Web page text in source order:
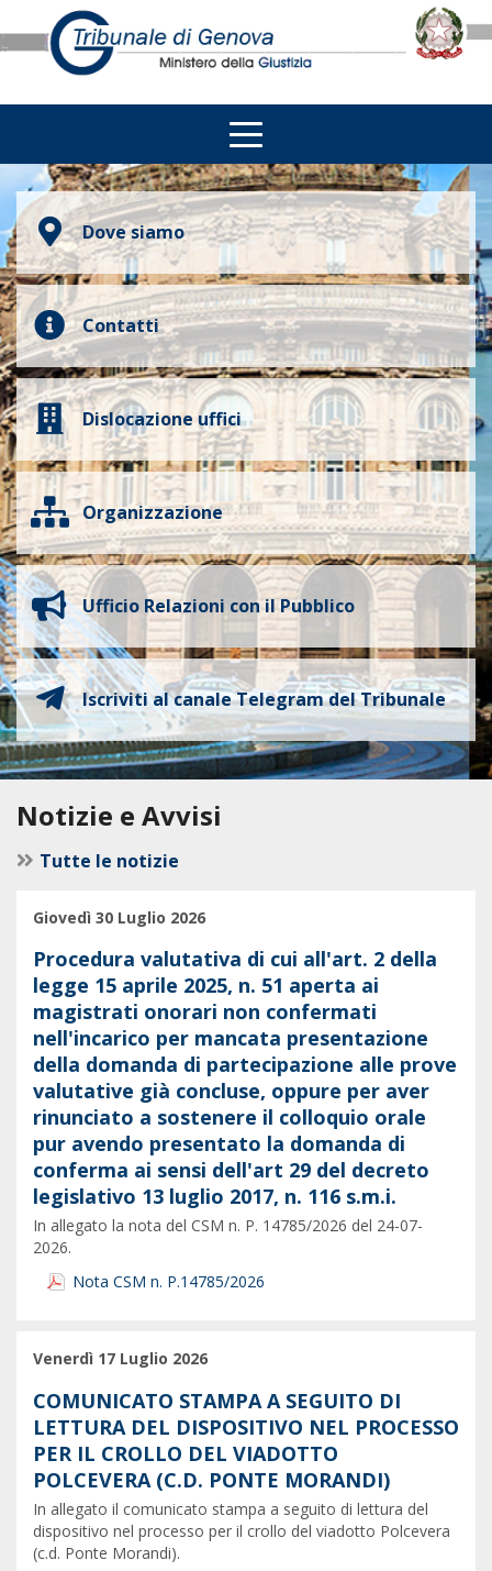
Dove siamo
Contatti
Dislocazione uffici
Organizzazione
Ufficio Relazioni con il Pubblico
Iscriviti al canale Telegram del Tribunale
Notizie e Avvisi
Tutte le notizie
Giovedì 30 Luglio 2026
Procedura valutativa di cui all'art. 2 della
legge 15 aprile 2025, n. 51 aperta ai
magistrati onorari non confermati
nell'incarico per mancata presentazione
della domanda di partecipazione alle prove
valutative già concluse, oppure per aver
rinunciato a sostenere il colloquio orale
pur avendo presentato la domanda di
conferma ai sensi dell'art 29 del decreto
legislativo 13 luglio 2017, n. 116 s.m.i.
In allegato la nota del CSM n. P. 14785/2026 del 24-07-
2026.
Nota CSM n. P.14785/2026
Venerdì 17 Luglio 2026
COMUNICATO STAMPA A SEGUITO DI
LETTURA DEL DISPOSITIVO NEL PROCESSO
PER IL CROLLO DEL VIADOTTO
POLCEVERA (C.D. PONTE MORANDI)
In allegato il comunicato stampa a seguito di lettura del
dispositivo nel processo per il crollo del viadotto Polcevera
(c.d. Ponte Morandi).